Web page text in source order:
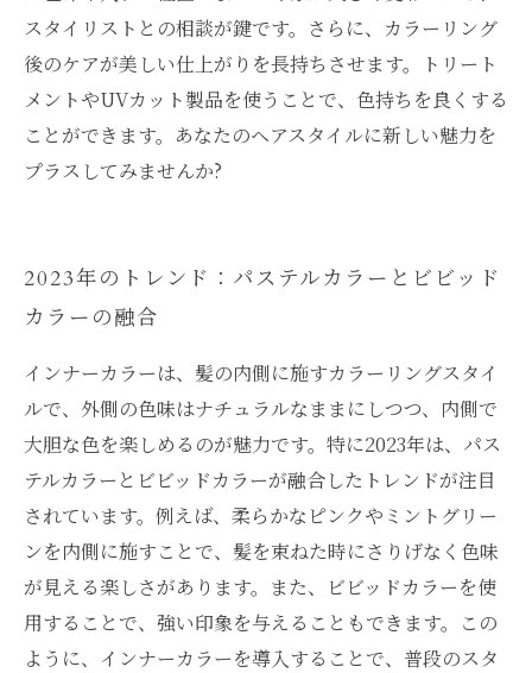
スタイリストとの相談が鍵です。さらに、カラーリング
後のケアが美しい仕上がりを長持ちさせます。トリート
メントやUVカット製品を使うことで、色持ちを良くする
ことができます。あなたのヘアスタイルに新しい魅力を
プラスしてみませんか?
2023年のトレンド：パステルカラーとビビッド
カラーの融合
インナーカラーは、髪の内側に施すカラーリングスタイ
ルで、外側の色味はナチュラルなままにしつつ、内側で
大胆な色を楽しめるのが魅力です。特に2023年は、パス
テルカラーとビビッドカラーが融合したトレンドが注目
されています。例えば、柔らかなピンクやミントグリー
ンを内側に施すことで、髪を束ねた時にさりげなく色味
が見える楽しさがあります。また、ビビッドカラーを使
用することで、強い印象を与えることもできます。この
ように、インナーカラーを導入することで、普段のスタ